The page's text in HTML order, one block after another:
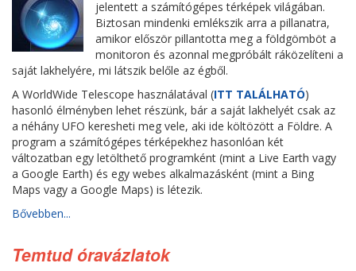
jelentett a számítógépes térképek világában.
Biztosan mindenki emlékszik arra a pillanatra,
amikor először pillantotta meg a földgömböt a
monitoron és azonnal megpróbált ráközelíteni a
saját lakhelyére, mi látszik belőle az égből.
A WorldWide Telescope használatával (ITT TALÁLHATÓ)
hasonló élményben lehet részünk, bár a saját lakhelyét csak az
a néhány UFO keresheti meg vele, aki ide költözött a Földre. A
program a számítógépes térképekhez hasonlóan két
változatban egy letölthető programként (mint a Live Earth vagy
a Google Earth) és egy webes alkalmazásként (mint a Bing
Maps vagy a Google Maps) is létezik.
Bővebben...
Temtud óravázlatok